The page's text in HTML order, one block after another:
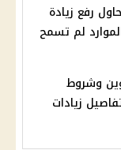
رفع زيادة
وشروط
زيادات